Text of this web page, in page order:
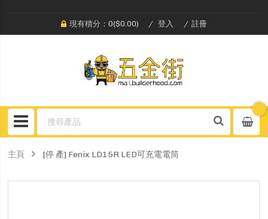
現有積分：0($0.00) 登入 註冊
主頁 [停 產] Fenix LD15R LED可充電電筒